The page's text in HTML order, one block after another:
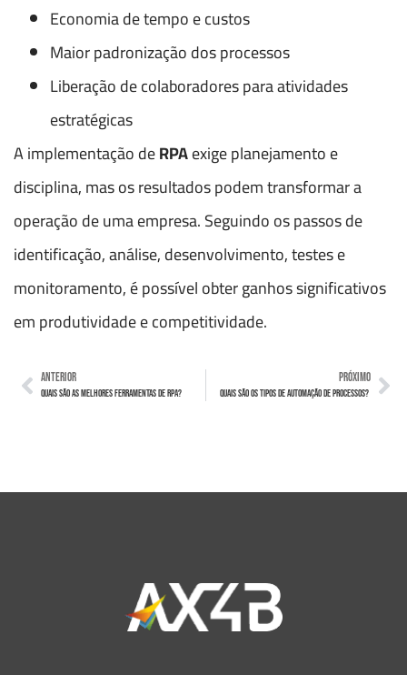
Economia de tempo e custos
Maior padronização dos processos
Liberação de colaboradores para atividades
estratégicas
A implementação deRPAexige planejamento e
disciplina, mas os resultados podem transformar a
operação de uma empresa. Seguindo os passos de
identificação, análise, desenvolvimento, testes e
monitoramento, é possível obter ganhos significativos
em produtividade e competitividade.
ANTERIOR
Quais são as melhores ferramentas de RPA?
PRÓXIMO
Quais são os tipos de automação de processos?